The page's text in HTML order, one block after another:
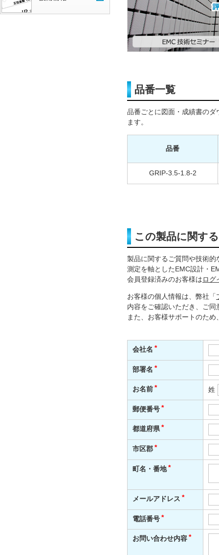
品番一覧
品番ごとに図面・成績書のダ
ます。
品番
GRIP-3.5-1.8-2
この製品に関す
製品に関するご質問や技術
測定を軸としたEMC設計・
会員登録済みのお客様はログ
お客様の個人情報は、弊社「
内容をご確認いただき、ご
また、お客様サポートのた